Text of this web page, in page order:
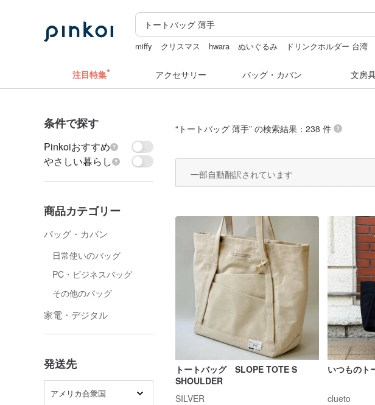
miffy クリスマス hwara ぬいぐるみ
ドリンクホルダー 台湾
注目特集 アクセサリー バッグ・カバン 文房
条件で探す
Pinkoiおすすめ
やさしい暮らし
商品カテゴリー
バッグ・カバン
日常使いのバッグ
PC・ビジネスバッグ
その他のバッグ
家電・デジタル
発送先
アメリカ合衆国
“ トートバッグ 薄手” の検索結果：238 件
一部自動翻訳されています
トートバッグ SLOPE TOTE S
SHOULDER
SILVER
いつもの
clueto